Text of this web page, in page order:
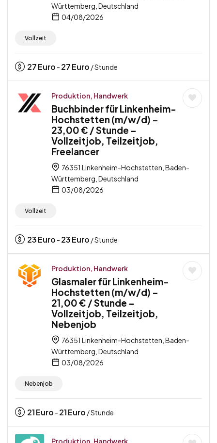
Württemberg, Deutschland
04/08/2026
Vollzeit
27Euro - 27Euro / Stunde
Produktion, Handwerk
Buchbinder für Linkenheim-
Hochstetten (m/w/d) –
23,00 € / Stunde –
Vollzeitjob, Teilzeitjob,
Freelancer
76351 Linkenheim-Hochstetten, Baden-
Württemberg, Deutschland
03/08/2026
Vollzeit
23Euro - 23Euro / Stunde
Produktion, Handwerk
Glasmaler für Linkenheim-
Hochstetten (m/w/d) –
21,00 € / Stunde –
Vollzeitjob, Teilzeitjob,
Nebenjob
76351 Linkenheim-Hochstetten, Baden-
Württemberg, Deutschland
03/08/2026
Nebenjob
21Euro - 21Euro / Stunde
Produktion, Handwerk